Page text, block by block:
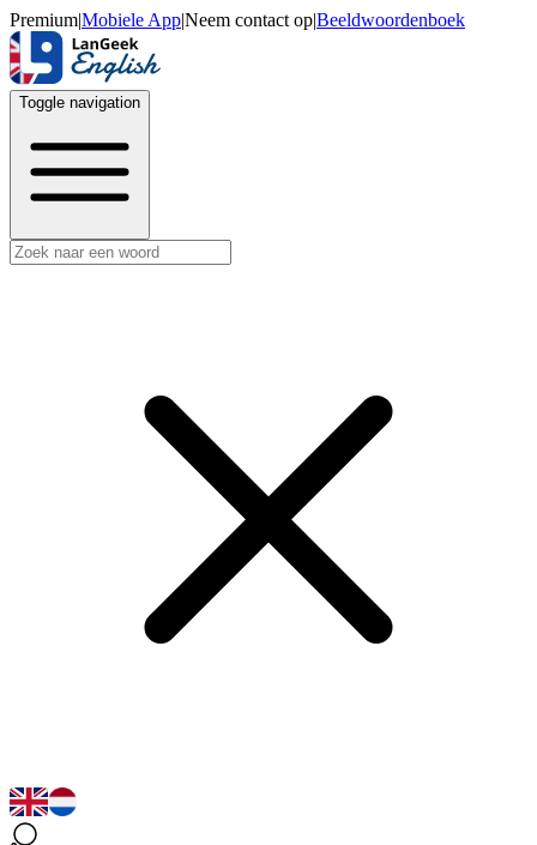
Premium|Mobiele App|Neem contact op|Beeldwoordenboek
Toggle navigation